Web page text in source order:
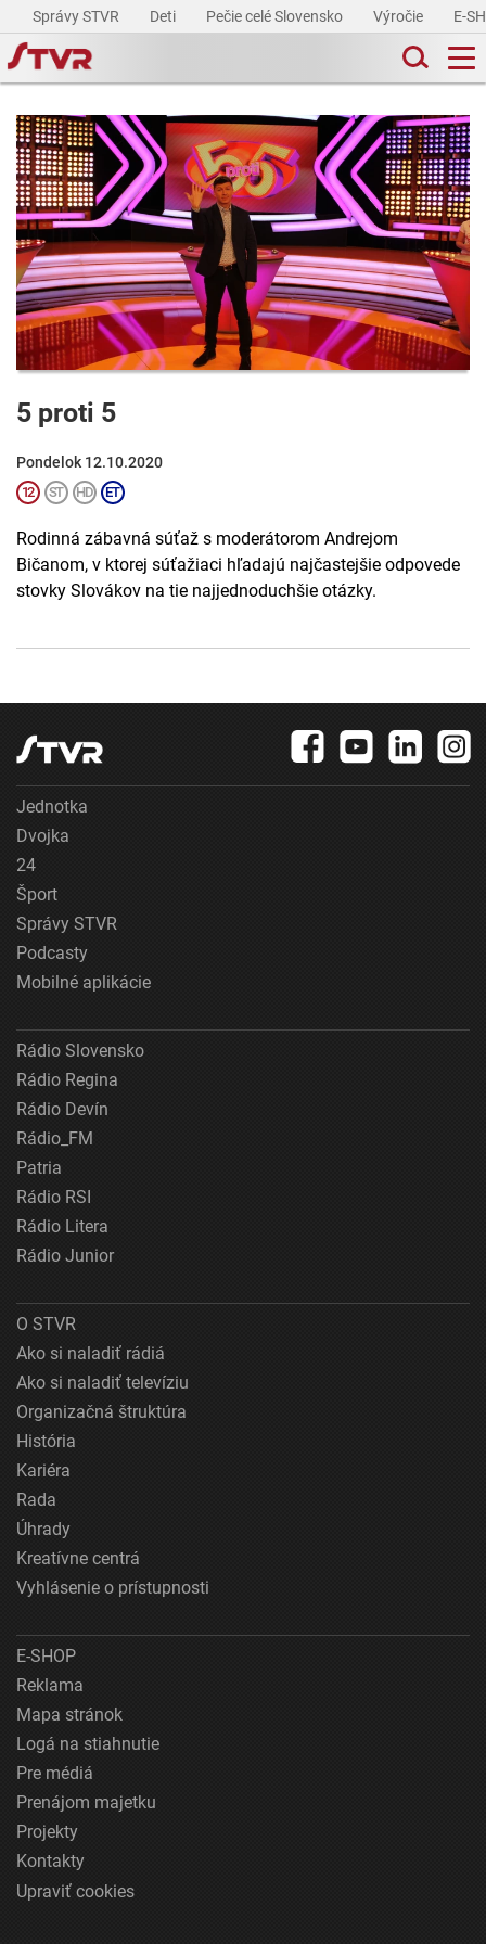
Správy STVR Deti Pečie celé Slovensko Výročie E-
5 proti 5
Pondelok 12.10.2020
Rodinná zábavná súťaž s moderátorom Andrejom
Bičanom, v ktorej súťažiaci hľadajú najčastejšie odpovede
stovky Slovákov na tie najjednoduchšie otázky.
Jednotka
Dvojka
24
Šport
Správy STVR
Podcasty
Mobilné aplikácie
Rádio Slovensko
Rádio Regina
Rádio Devín
Rádio_FM
Patria
Rádio RSI
Rádio Litera
Rádio Junior
O STVR
Ako si naladiť rádiá
Ako si naladiť televíziu
Organizačná štruktúra
História
Kariéra
Rada
Úhrady
Kreatívne centrá
Vyhlásenie o prístupnosti
E-SHOP
Reklama
Mapa stránok
Logá na stiahnutie
Pre médiá
Prenájom majetku
Projekty
Kontakty
Upraviť cookies